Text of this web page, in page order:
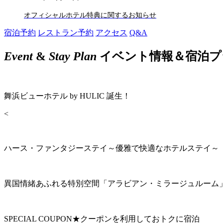
オフィシャルホテル特典に関するお知らせ
宿泊予約 レストラン予約 アクセス Q&A
Event& Stay Plan イベント情報＆宿泊
舞浜ビューホテル by HULIC 誕生！
<
ハース・ファンタジーステイ～優雅で快適なホテルステイ～
異国情緒あふれる特別空間「アラビアン・ミラージュルーム
SPECIAL COUPON★クーポンを利用しておトクに宿泊